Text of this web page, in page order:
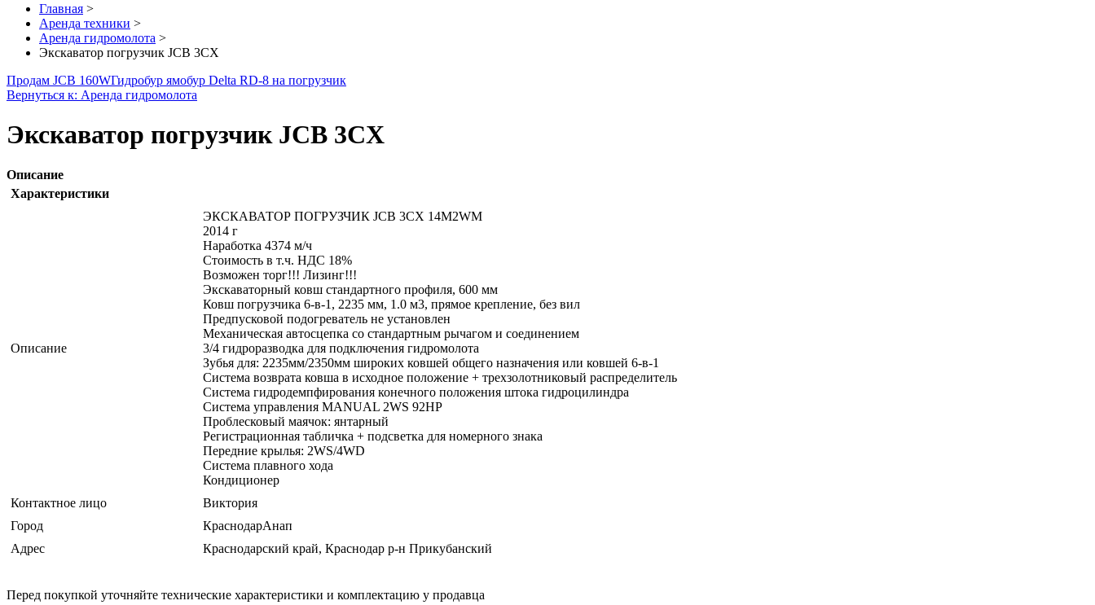
Главная >
Аренда техники >
Аренда гидромолота >
Экскаватор погрузчик JCB 3CX
Продам JCB 160WГидробур ямобур Delta RD-8 на погрузчик
Вернуться к: Аренда гидромолота
Экскаватор погрузчик JCB 3CX
Описание
Характеристики
Описание
ЭКСКАВАТОР ПОГРУЗЧИК JCB 3CX 14M2WM
2014 г
Наработка 4374 м/ч
Стоимость в т.ч. НДС 18%
Возможен торг!!! Лизинг!!!
Экскаваторный ковш стандартного профиля, 600 мм
Ковш погрузчика 6-в-1, 2235 мм, 1.0 м3, прямое крепление, без вил
Предпусковой подогреватель не установлен
Механическая автосцепка со стандартным рычагом и соединением
3/4 гидроразводка для подключения гидромолота
Зубья для: 2235мм/2350мм широких ковшей общего назначения или ковшей 6-в-1
Система возврата ковша в исходное положение + трехзолотниковый распределитель
Система гидродемпфирования конечного положения штока гидроцилиндра
Система управления MANUAL 2WS 92HP
Проблесковый маячок: янтарный
Регистрационная табличка + подсветка для номерного знака
Передние крылья: 2WS/4WD
Система плавного хода
Кондиционер
Контактное лицо
Виктория
Город
КраснодарАнап
Адрес
Краснодарский край, Краснодар р-н Прикубанский
Перед покупкой уточняйте технические характеристики и комплектацию у продавца